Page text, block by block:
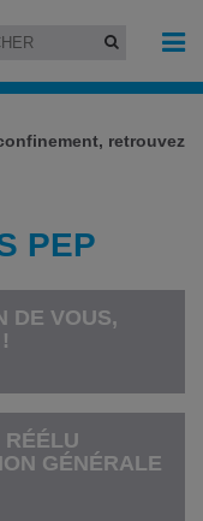
retrouvez
PEP
DE VOUS,
RÉÉLU
GÉNÉRALE